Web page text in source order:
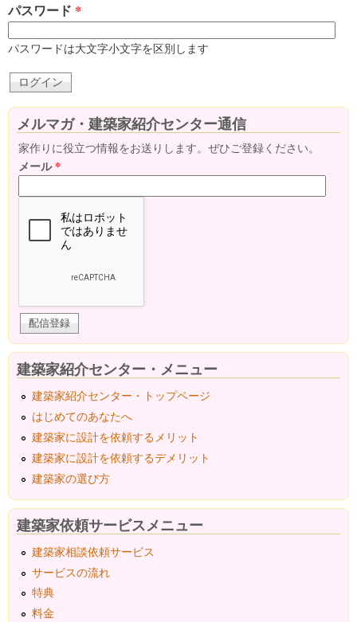
パスワード *
パスワードは大文字小文字を区別します
メルマガ・建築家紹介センター通信
家作りに役立つ情報をお送りします。ぜひご登録ください。
メール*
建築家紹介センター・メニュー
建築家紹介センター・トップページ
はじめてのあなたへ
建築家に設計を依頼するメリット
建築家に設計を依頼するデメリット
建築家の選び方
建築家依頼サービスメニュー
建築家相談依頼サービス
サービスの流れ
特典
料金